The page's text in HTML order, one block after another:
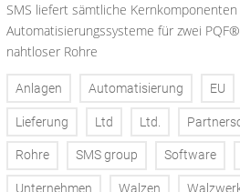
SMS liefert sämtliche
Automatisierungssysteme für zwei
nahtloser Rohre
Anlagen Automatisierung EU
Lieferung Ltd Ltd.
Rohre SMS group Software
Unternehmen Walzen